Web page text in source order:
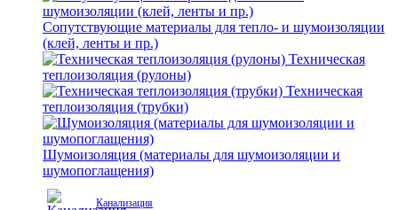
Сопутствующие материалы для тепло- и шумоизоляции
(клей, ленты и пр.)
Техническая
теплоизоляция (рулоны)
Техническая
теплоизоляция (трубки)
Шумоизоляция (материалы для шумоизоляции и
шумопоглащения)
Канализация